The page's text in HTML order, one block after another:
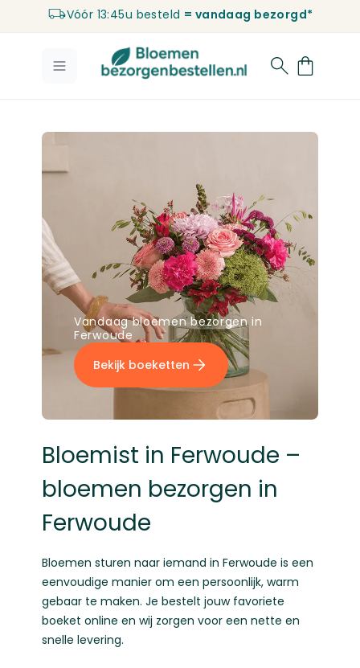
Vóór 13:45u besteld = vandaag bezorgd*
Bloemist in Ferwoude –
bloemen bezorgen in
Ferwoude
Bloemen sturen naar iemand in Ferwoude is een
eenvoudige manier om een persoonlijk, warm
gebaar te maken. Je bestelt jouw favoriete
boeket online en wij zorgen voor een nette en
snelle levering.
Vandaag bloemen bezorgen in
Ferwoude
Bekijk boeketten